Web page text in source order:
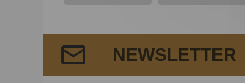
NEWSLETTER